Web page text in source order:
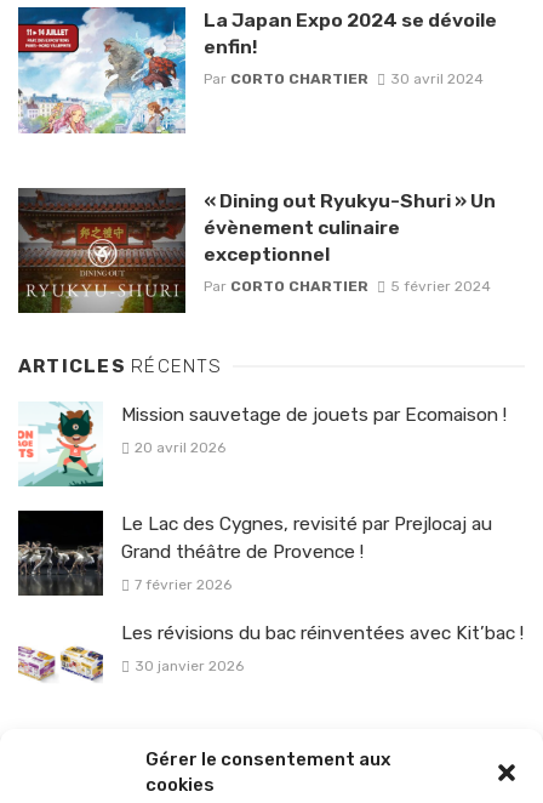
Gérer le consentement aux
cookies
La Japan Expo 2024 se dévoile
enfin!
Par CORTO CHARTIER 30 avril 2024
« Dining out Ryukyu-Shuri » Un
évènement culinaire
exceptionnel
Par CORTO CHARTIER 5 février 2024
ARTICLES RÉCENTS
Mission sauvetage de jouets par Ecomaison !
20 avril 2026
Le Lac des Cygnes, revisité par Prejlocaj au
Grand théâtre de Provence !
7 février 2026
Les révisions du bac réinventées avec Kit’bac !
30 janvier 2026